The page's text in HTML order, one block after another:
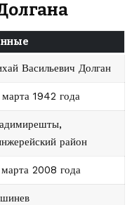
Васильевич Долган
1942 года
район
2008 года